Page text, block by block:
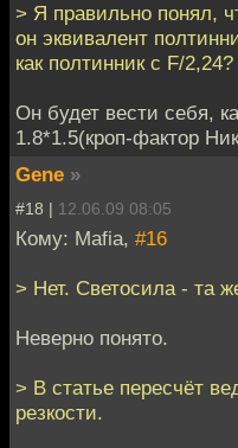
> Я правильно понял,
он эквивалент
как полтинник с F/2,24?
Он будет вести себя,
1.8*1.5(кроп-фактор
Gene »
#18 | 12.06.09 08:05
Кому: Mafia, #16
> Нет. Светосила - та
Неверно понято.
> В статье пересчёт
резкости.